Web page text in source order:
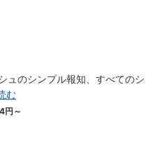
ュのシンプル報知、すべてのシ
む
円～